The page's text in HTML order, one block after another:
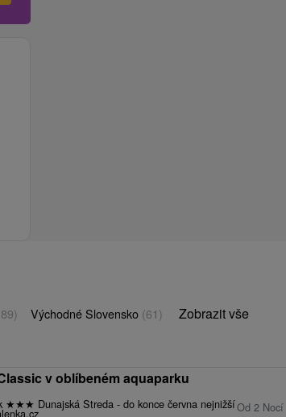
Východné Slovensko (61) Zobrazit vše
v oblíbeném aquaparku
★★★ Dunajská Streda - do konce června nejnižšíOd 2 Nocí